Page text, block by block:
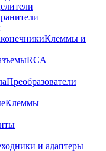
Клеммы и
RCA —
Преобразователи
Клеммы
и адаптеры